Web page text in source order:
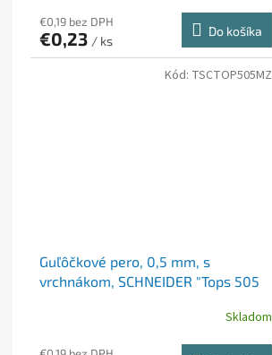
€0,19 bez DPH
€0,23 / ks
Do košíka
Guľôčkové pero, 0,5 mm, s
vrchnákom, SCHNEIDER "Tops 505
Skladom
Kód: TSCTOP505MZ